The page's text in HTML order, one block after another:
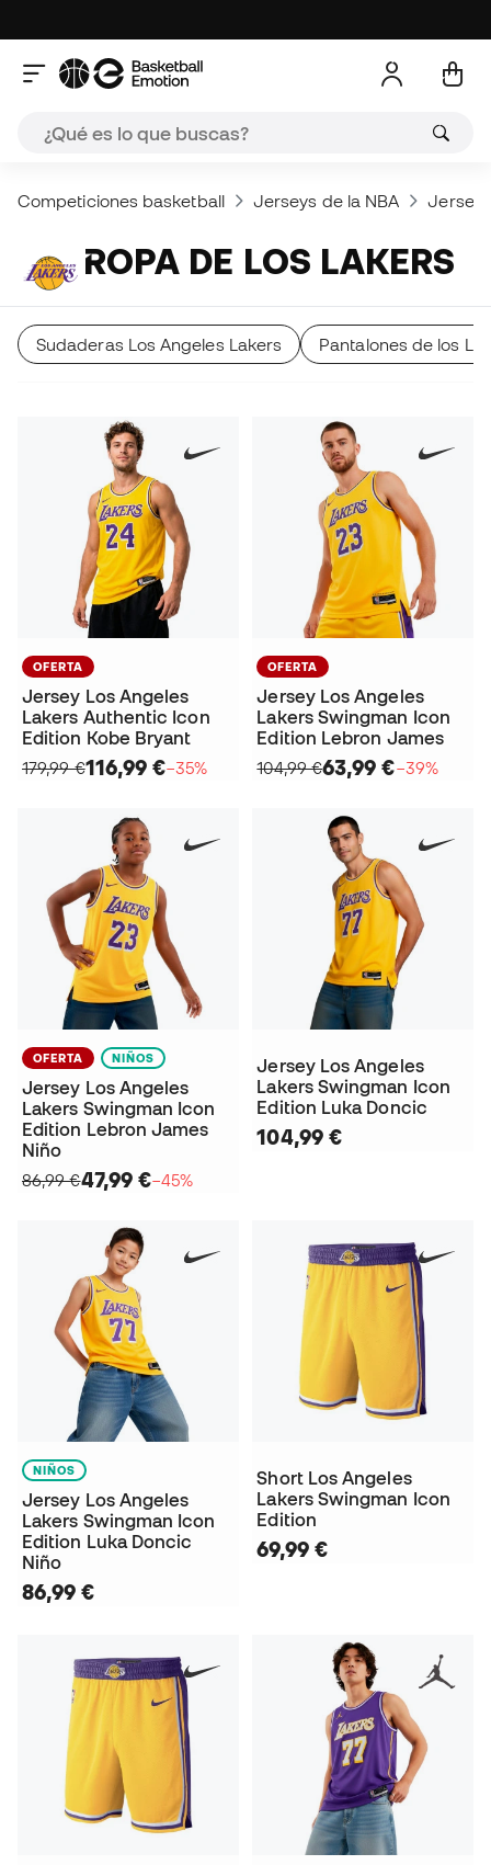
Competiciones basketball Jerseys de la NBA
ROPA DE LOS LAKERS
Sudaderas Los Angeles Lakers Pantalones de los
OFERTA
Jersey Los Angeles
Lakers Authentic Icon
Edition Kobe Bryant
179,99 €116,99 €−35%
OFERTA
Jersey Los Angeles
Lakers Swingman Icon
Edition Lebron James
104,99 €63,99 €−39%
OFERTA NIÑOS
Jersey Los Angeles
Lakers Swingman Icon
Edition Lebron James
Niño
86,99 €47,99 €−45%
Jersey Los Angeles
Lakers Swingman Icon
Edition Luka Doncic
104,99 €
NIÑOS
Jersey Los Angeles
Lakers Swingman Icon
Edition Luka Doncic
Niño
86,99 €
Short Los Angeles
Lakers Swingman Icon
Edition
69,99 €